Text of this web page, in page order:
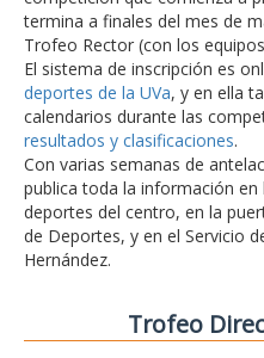
termina a finales del mes de
Trofeo Rector (con los
El sistema de inscripción es
deportes de la UVa, y en ella
calendarios durante las
resultados y clasificaciones.
Con varias semanas de
publica toda la información en
deportes del centro, en la
de Deportes, y en el Servicio
Hernández.
Trofeo